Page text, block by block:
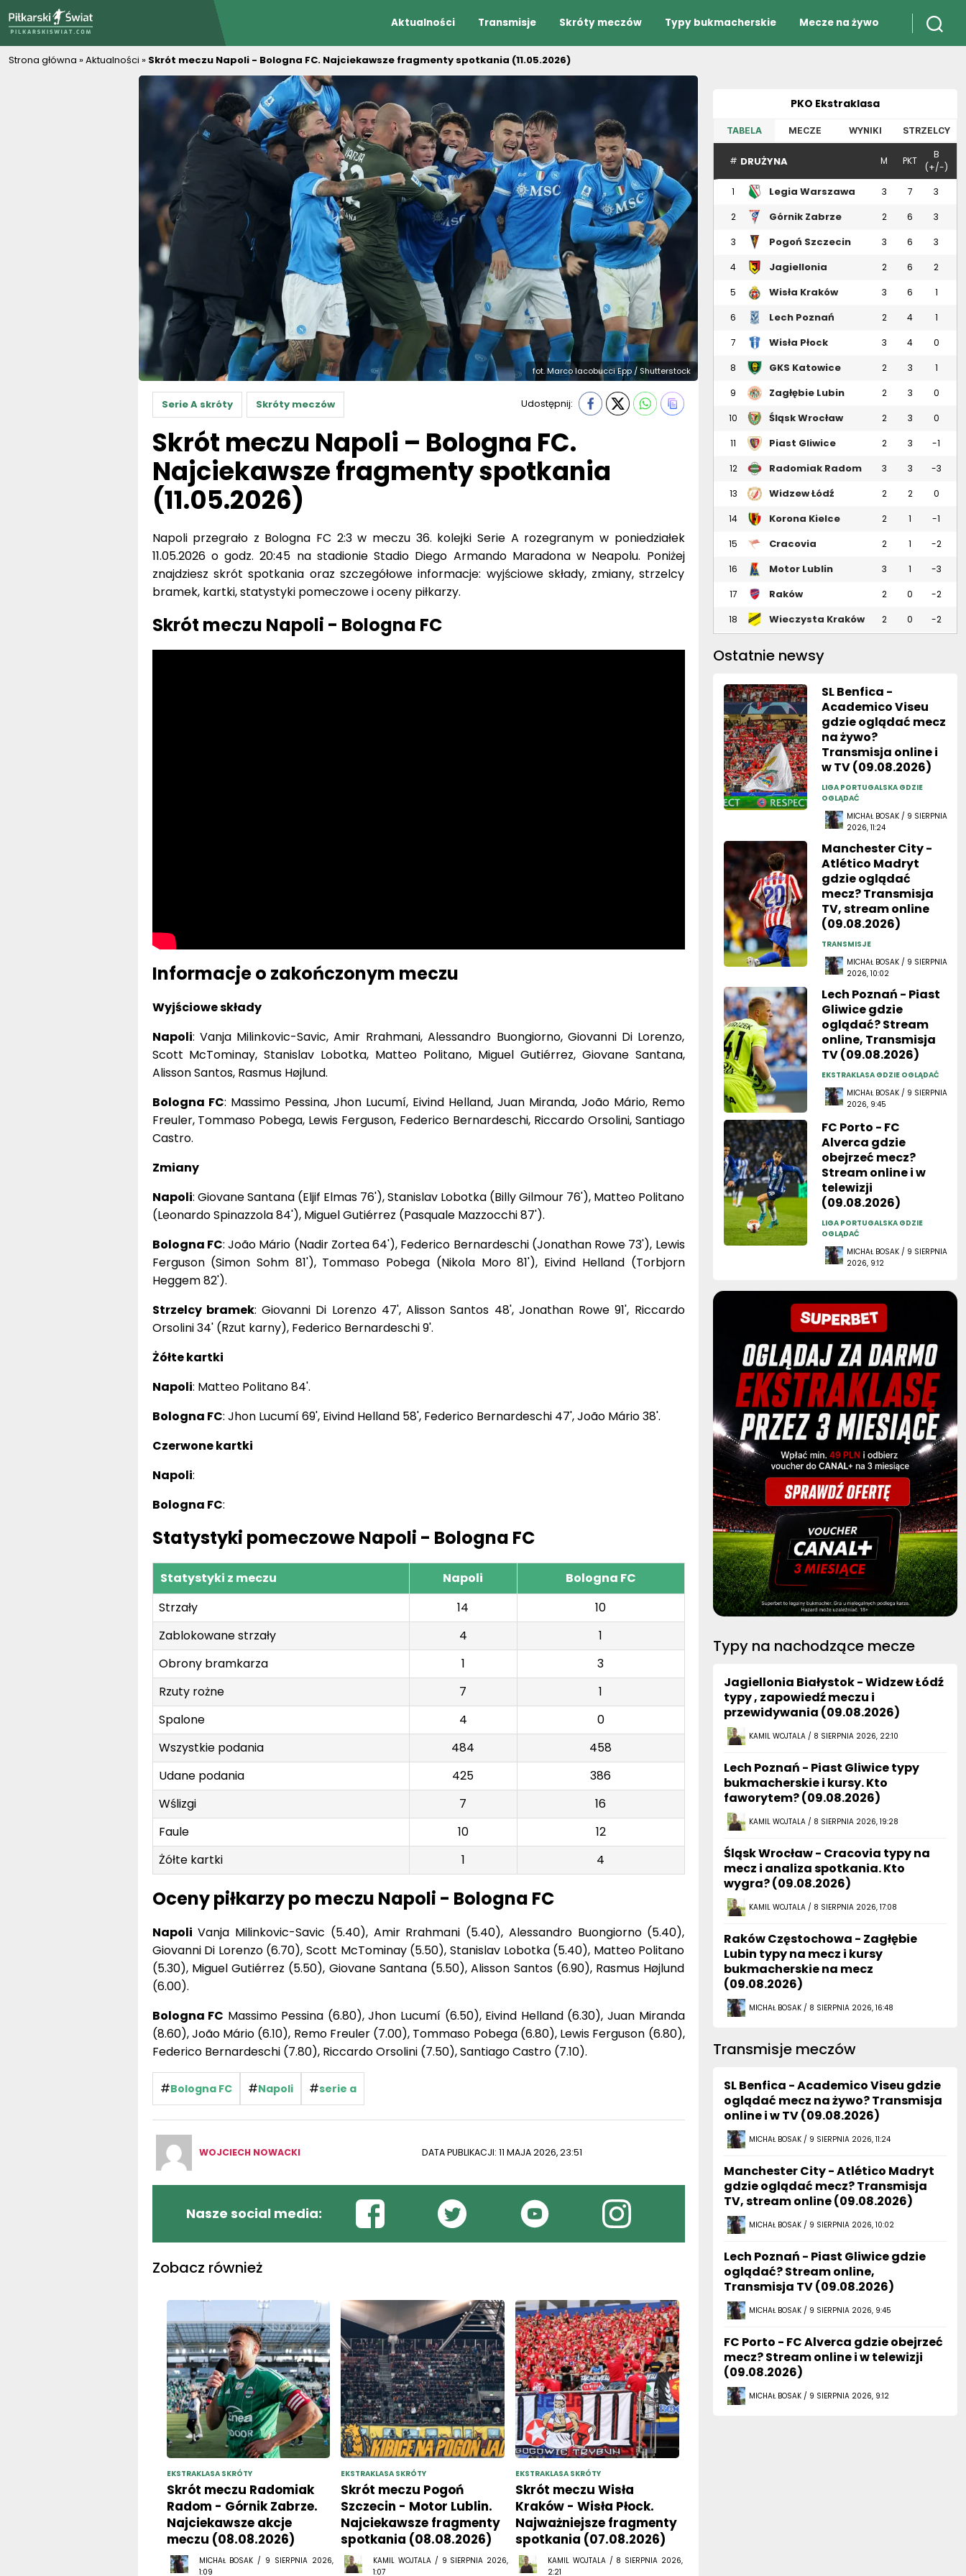
Aktualności Transmisje Skróty meczów Typy bukmacherskie Mecze na żywo
Strona główna »Aktualności » Skrót meczu Napoli - Bologna FC. Najciekawsze fragmenty spotkania (11.05.2026)
fot. Marco Iacobucci Epp / Shutterstock
Serie A skróty Skróty meczów Udostępnij:
Skrót meczu Napoli – Bologna FC.
Najciekawsze fragmenty spotkania
(11.05.2026)
Napoli przegrało z Bologna FC 2:3 w meczu 36. kolejki Serie A rozegranym w poniedziałek
11.05.2026 o godz. 20:45 na stadionie Stadio Diego Armando Maradona w Neapolu. Poniżej
znajdziesz skrót spotkania oraz szczegółowe informacje: wyjściowe składy, zmiany, strzelcy
bramek, kartki, statystyki pomeczowe i oceny piłkarzy.
Skrót meczu Napoli - Bologna FC
Informacje o zakończonym meczu
Wyjściowe składy
Napoli: Vanja Milinkovic-Savic, Amir Rrahmani, Alessandro Buongiorno, Giovanni Di Lorenzo,
Scott McTominay, Stanislav Lobotka, Matteo Politano, Miguel Gutiérrez, Giovane Santana,
Alisson Santos, Rasmus Højlund.
Bologna FC: Massimo Pessina, Jhon Lucumí, Eivind Helland, Juan Miranda, João Mário, Remo
Freuler, Tommaso Pobega, Lewis Ferguson, Federico Bernardeschi, Riccardo Orsolini, Santiago
Castro.
Zmiany
Napoli: Giovane Santana (Eljif Elmas 76'), Stanislav Lobotka (Billy Gilmour 76'), Matteo Politano
(Leonardo Spinazzola 84'), Miguel Gutiérrez (Pasquale Mazzocchi 87').
Bologna FC: João Mário (Nadir Zortea 64'), Federico Bernardeschi (Jonathan Rowe 73'), Lewis
Ferguson (Simon Sohm 81'), Tommaso Pobega (Nikola Moro 81'), Eivind Helland (Torbjorn
Heggem 82').
Strzelcy bramek: Giovanni Di Lorenzo 47', Alisson Santos 48', Jonathan Rowe 91', Riccardo
Orsolini 34' (Rzut karny), Federico Bernardeschi 9'.
Żółte kartki
Napoli: Matteo Politano 84'.
Bologna FC: Jhon Lucumí 69', Eivind Helland 58', Federico Bernardeschi 47', João Mário 38'.
Czerwone kartki
Napoli:
Bologna FC:
Statystyki pomeczowe Napoli - Bologna FC
Statystyki z meczu Napoli
Bologna FC
Strzały
14
10
Zablokowane strzały
4
1
Obrony bramkarza
1
3
Rzuty rożne
7
1
Spalone
4
0
Wszystkie podania
484
458
Udane podania
425
386
Wślizgi
7
16
Faule
10
12
Żółte kartki
1 4
Oceny piłkarzy po meczu Napoli - Bologna FC
Napoli Vanja Milinkovic-Savic (5.40), Amir Rrahmani (5.40), Alessandro Buongiorno (5.40),
Giovanni Di Lorenzo (6.70), Scott McTominay (5.50), Stanislav Lobotka (5.40), Matteo Politano
(5.30), Miguel Gutiérrez (5.50), Giovane Santana (5.50), Alisson Santos (6.90), Rasmus Højlund
(6.00).
Bologna FC Massimo Pessina (6.80), Jhon Lucumí (6.50), Eivind Helland (6.30), Juan Miranda
(8.60), João Mário (6.10), Remo Freuler (7.00), Tommaso Pobega (6.80), Lewis Ferguson (6.80),
Federico Bernardeschi (7.80), Riccardo Orsolini (7.50), Santiago Castro (7.10).
#Bologna FC #Napoli #serie a
WOJCIECH NOWACKI DATA PUBLIKACJI: 11 MAJA 2026, 23:51
Nasze social media:
Zobacz również
EKSTRAKLASA SKRÓTY
Skrót meczu Radomiak
Radom - Górnik Zabrze.
Najciekawsze akcje
meczu (08.08.2026)
MICHAŁ BOSAK / 9 SIERPNIA 2026,
1:09
EKSTRAKLASA SKRÓTY
Skrót meczu Pogoń
Szczecin - Motor Lublin.
Najciekawsze fragmenty
spotkania (08.08.2026)
KAMIL WOJTALA / 9 SIERPNIA 2026,
1:07
EKSTRAKLASA SKRÓTY
Skrót meczu Wisła
Kraków - Wisła Płock.
Najważniejsze fragmenty
spotkania (07.08.2026)
KAMIL WOJTALA / 8 SIERPNIA 2026,
2:21
PKO Ekstraklasa
TABELA MECZE WYNIKI STRZELCY
# DRUŻYNA M PKT
B
(+/-)
1
Legia Warszawa 3 7 3
2 Górnik Zabrze 2 6 3
3 Pogoń Szczecin 3 6 3
4
Jagiellonia
2 6 2
5 Wisła Kraków 3 6 1
6 Lech Poznań 2 4 1
7 Wisła Płock 3 4 0
8 GKS Katowice 2 3 1
9 Zagłębie Lubin 2 3 0
10 Śląsk Wrocław 2 3 0
11 Piast Gliwice 2 3 -1
12 Radomiak Radom 3 3 -3
13 Widzew Łódź 2 2 0
14 Korona Kielce 2 1 -1
15 Cracovia 2 1 -2
16 Motor Lublin 3 1 -3
17
Raków
2 0 -2
18 Wieczysta Kraków 2 0 -2
Ostatnie newsy
SL Benfica -
Academico Viseu
gdzie oglądać mecz
na żywo?
Transmisja online i
w TV (09.08.2026)
LIGA PORTUGALSKA GDZIE
OGLĄDAĆ
MICHAŁ BOSAK / 9 SIERPNIA
2026, 11:24
Manchester City -
Atlético Madryt
gdzie oglądać
mecz? Transmisja
TV, stream online
(09.08.2026)
TRANSMISJE
MICHAŁ BOSAK / 9 SIERPNIA
2026, 10:02
Lech Poznań - Piast
Gliwice gdzie
oglądać? Stream
online, Transmisja
TV (09.08.2026)
EKSTRAKLASA GDZIE OGLĄDAĆ
MICHAŁ BOSAK / 9 SIERPNIA
2026, 9:45
FC Porto - FC
Alverca gdzie
obejrzeć mecz?
Stream online i w
telewizji
(09.08.2026)
LIGA PORTUGALSKA GDZIE
OGLĄDAĆ
MICHAŁ BOSAK / 9 SIERPNIA
2026, 9:12
Typy na nachodzące mecze
Jagiellonia Białystok - Widzew Łódź
typy , zapowiedź meczu i
przewidywania (09.08.2026)
KAMIL WOJTALA / 8 SIERPNIA 2026, 22:10
Lech Poznań - Piast Gliwice typy
bukmacherskie i kursy. Kto
faworytem? (09.08.2026)
KAMIL WOJTALA / 8 SIERPNIA 2026, 19:28
Śląsk Wrocław - Cracovia typy na
mecz i analiza spotkania. Kto
wygra? (09.08.2026)
KAMIL WOJTALA / 8 SIERPNIA 2026, 17:08
Raków Częstochowa - Zagłębie
Lubin typy na mecz i kursy
bukmacherskie na mecz
(09.08.2026)
MICHAŁ BOSAK / 8 SIERPNIA 2026, 16:48
Transmisje meczów
SL Benfica - Academico Viseu gdzie
oglądać mecz na żywo? Transmisja
online i w TV (09.08.2026)
MICHAŁ BOSAK / 9 SIERPNIA 2026, 11:24
Manchester City - Atlético Madryt
gdzie oglądać mecz? Transmisja
TV, stream online (09.08.2026)
MICHAŁ BOSAK / 9 SIERPNIA 2026, 10:02
Lech Poznań - Piast Gliwice gdzie
oglądać? Stream online,
Transmisja TV (09.08.2026)
MICHAŁ BOSAK / 9 SIERPNIA 2026, 9:45
FC Porto - FC Alverca gdzie obejrzeć
mecz? Stream online i w telewizji
(09.08.2026)
MICHAŁ BOSAK / 9 SIERPNIA 2026, 9:12